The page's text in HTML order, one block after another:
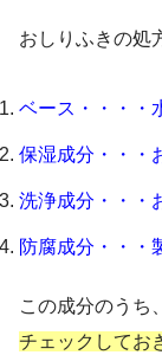
おしりふきの処
ベース・・・・
保湿成分・・・
洗浄成分・・・
防腐成分・・・
この成分のうち
チェックしてお